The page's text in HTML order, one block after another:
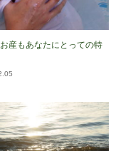
産もあなたにとっての特